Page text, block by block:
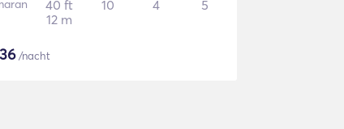
40 ft
12 m
10 4 5
/nacht